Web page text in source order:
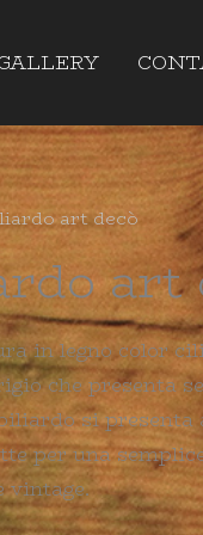
art decò
art
in legno color
che presenta
si presenta
per una
vintage.